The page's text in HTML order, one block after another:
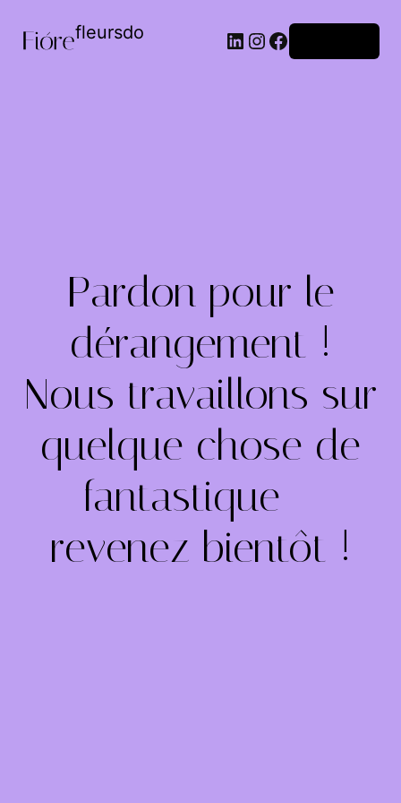
fleursdo
Pardon pour le
dérangement !
Nous travaillons sur
quelque chose de
fantastique –
revenez bientôt !